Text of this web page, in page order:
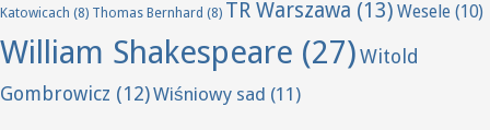
Katowicach (8) Thomas Bernhard (8) TR Warszawa (13) Wesele (10)
William Shakespeare (27)Witold
Gombrowicz (12)Wiśniowy sad (11)